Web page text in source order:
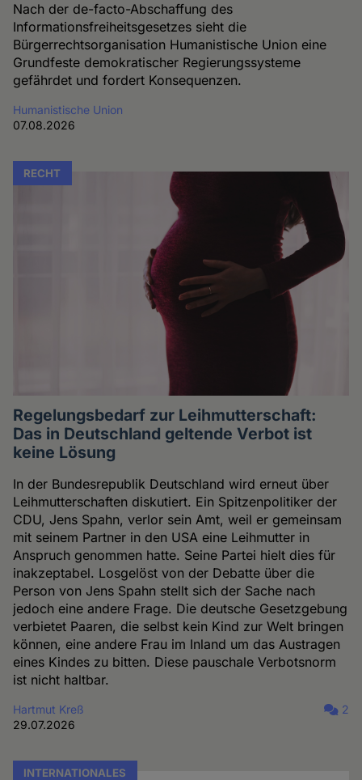
Nach der de-facto-Abschaffung des
Informationsfreiheitsgesetzes sieht die
Bürgerrechtsorganisation Humanistische Union eine
Grundfeste demokratischer Regierungssysteme
gefährdet und fordert Konsequenzen.
Humanistische Union
07.08.2026
RECHT
Regelungsbedarf zur Leihmutterschaft:
Das in Deutschland geltende Verbot ist
keine Lösung
In der Bundesrepublik Deutschland wird erneut über
Leihmutterschaften diskutiert. Ein Spitzenpolitiker der
CDU, Jens Spahn, verlor sein Amt, weil er gemeinsam
mit seinem Partner in den USA eine Leihmutter in
Anspruch genommen hatte. Seine Partei hielt dies für
inakzeptabel. Losgelöst von der Debatte über die
Person von Jens Spahn stellt sich der Sache nach
jedoch eine andere Frage. Die deutsche Gesetzgebung
verbietet Paaren, die selbst kein Kind zur Welt bringen
können, eine andere Frau im Inland um das Austragen
eines Kindes zu bitten. Diese pauschale Verbotsnorm
ist nicht haltbar.
Hartmut Kreß
29.07.2026
2
INTERNATIONALES